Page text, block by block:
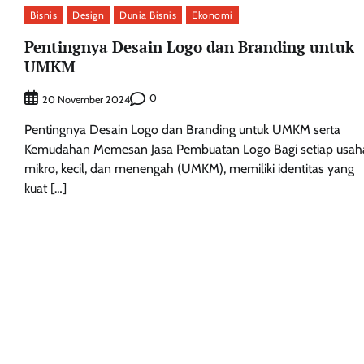
Bisnis Design Dunia Bisnis Ekonomi
Pentingnya Desain Logo dan Branding untuk
UMKM
20 November 2024 0
Pentingnya Desain Logo dan Branding untuk UMKM serta
Kemudahan Memesan Jasa Pembuatan Logo Bagi setiap
mikro, kecil, dan menengah (UMKM), memiliki identitas yang
kuat […]